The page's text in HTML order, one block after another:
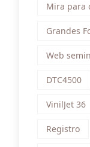
Mira para
Grandes
Web
DTC4500
VinilJet 36
Registro